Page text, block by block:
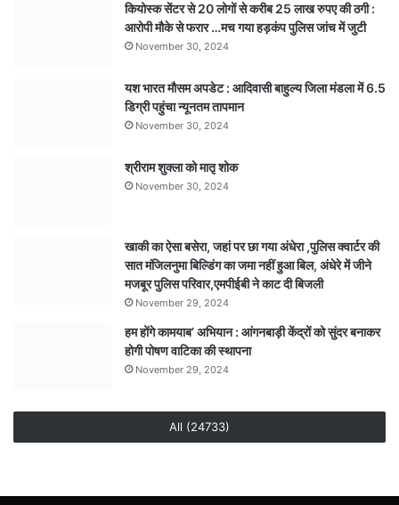
कियोस्क सेंटर से 20 लोगों से करीब 25 लाख रुपए की ठगी :
आरोपी मौके से फरार …मच गया हड़कंप पुलिस जांच में जुटी
November 30, 2024
यश भारत मौसम अपडेट : आदिवासी बाहुल्य जिला मंडला में 6.5
डिग्री पहुंचा न्यूनतम तापमान
November 30, 2024
श्रीराम शुक्ला को मातृ शोक
November 30, 2024
खाकी का ऐसा बसेरा, जहां पर छा गया अंधेरा ,पुलिस क्वार्टर की
सात मंजिलनुमा बिल्डिंग का जमा नहीं हुआ बिल, अंधेरे में जीने
मजबूर पुलिस परिवार,एमपीईबी ने काट दी बिजली
November 29, 2024
हम होंगे कामयाब’ अभियान : आंगनबाड़ी केंद्रों को सुंदर बनाकर
होगी पोषण वाटिका की स्थापना
November 29, 2024
All (24733)